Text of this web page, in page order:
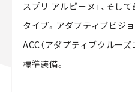
スプリ アルピーヌ」、そし
タイプ。アダプティブビジ
ACC（アダプティブクルー
標準装備。